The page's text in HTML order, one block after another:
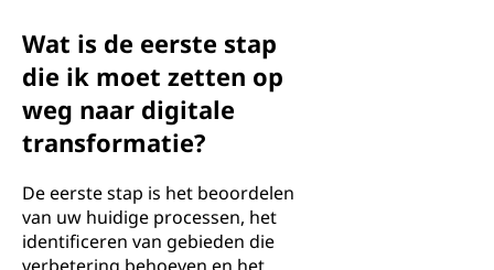
Wat is de eerste stap
die ik moet zetten op
weg naar digitale
transformatie?
De eerste stap is het beoordelen
van uw huidige processen, het
identificeren van gebieden die